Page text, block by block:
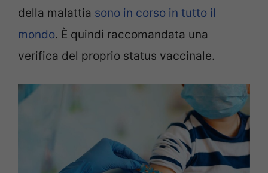
della malattia sono in corso in tutto il
mondo. È quindi raccomandata una
verifica del proprio status vaccinale.